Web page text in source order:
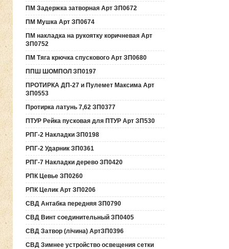
ПМ Задержка затворная Арт ЗП0672
ПМ Мушка Арт ЗП0674
ПМ накладка на рукоятку коричневая Арт
ЗП0752
ПМ Тяга крючка спускового Арт ЗП0680
ППШ ШОМПОЛ ЗП0197
ПРОТИРКА ДП-27 и Пулемет Максима Арт
ЗП0553
Протирка латунь 7,62 ЗП0377
ПТУР Рейка пусковая для ПТУР Арт ЗП530
РПГ-2 Накладки ЗП0198
РПГ-2 Ударник ЗП0361
РПГ-7 Накладки дерево ЗП0420
РПК Цевье ЗП0260
РПК Целик Арт ЗП0206
СВД Антабка передняя ЗП0790
СВД Винт соединительный ЗП0405
СВД Затвор (лічина) АртЗП0396
СВД Зимнее устройство освещения сетки